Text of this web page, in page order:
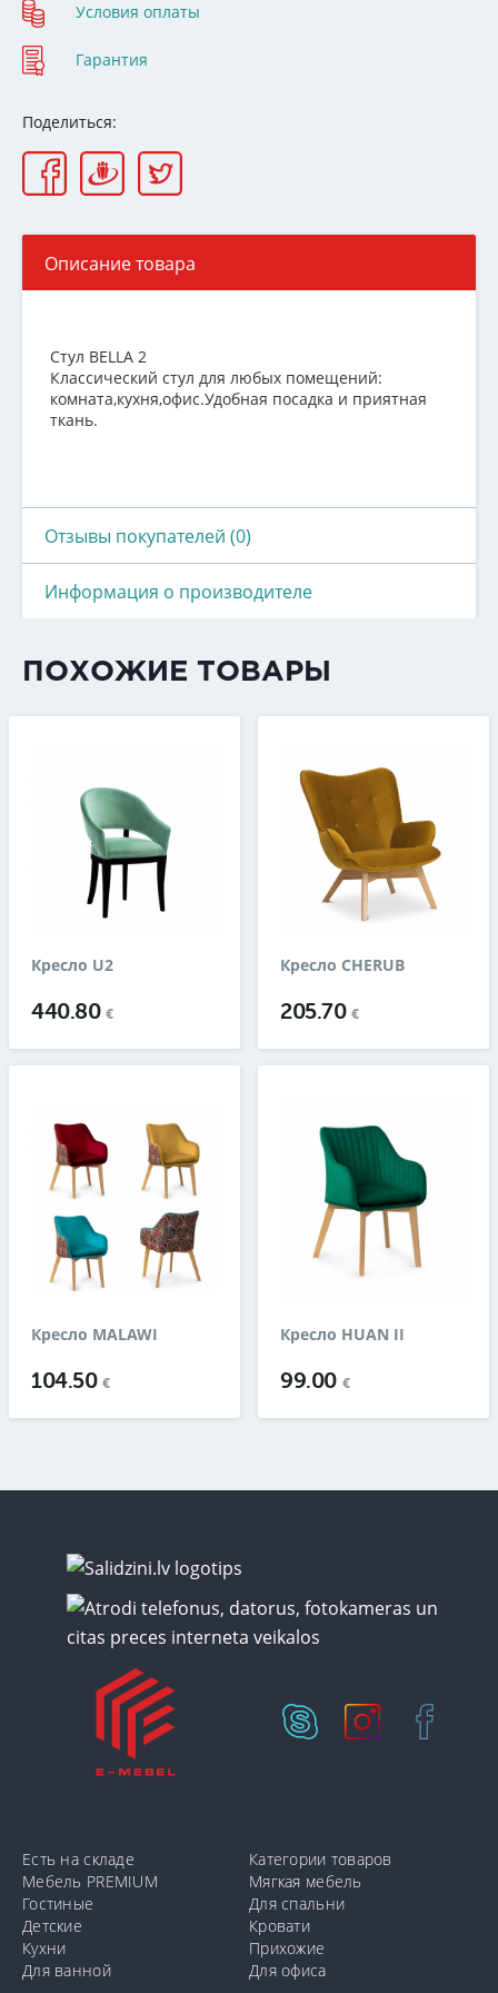
Условия оплаты
Гарантия
Поделиться:
Описание товара
Стул BELLA 2
Классический стул для любых помещений:
комната,кухня,офис.Удобная посадка и приятная
ткань.
Отзывы покупателей (0)
Информация о производителе
ПОХОЖИЕ ТОВАРЫ
Кресло U2
440.80€
Кресло CHERUB
205.70€
Кресло MALAWI
104.50€
Кресло HUAN II
99.00 €
Есть на складе
Категории товаров
Мебель PREMIUM
Мягкая мебель
Гостиные
Для спальни
Детские
Кровати
Кухни
Прихожие
Для ванной
Для офиса